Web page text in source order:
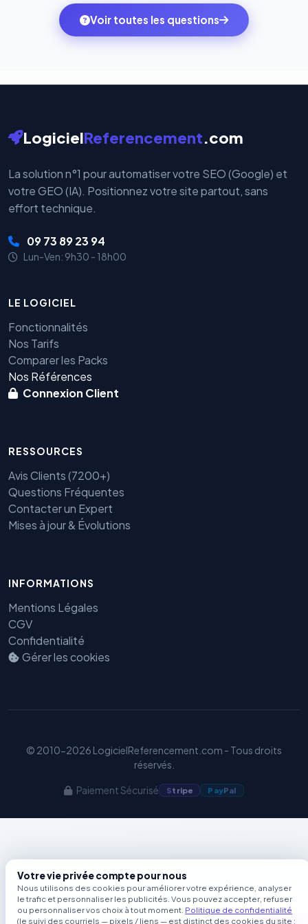
ambitions du moment — sans perdre vos données ni
votre historique.
monde. Vos données bancaires ne transitent jamais
par nos serveurs — elles sont gérées directement et
Voir toutes les questions
LogicielReferencement.com
La solution n°1 pour automatiser votre SEO (Google) et
votre GEO (IA). Positionnez votre site partout, sans
effort technique.
09 73 89 23 94
Lun-Ven: 9h30 - 18h00
LE LOGICIEL
Fonctionnalités
Nos Tarifs
Comparer les Packs
Nos Références
Connexion Client
RESSOURCES
Avis Clients (7200+)
Questions Fréquentes
Contacter un Expert
Mises à jour & Évolutions
INFORMATIONS
Mentions Légales
CGV
Confidentialité
Gérer les cookies
© 2010-2026 LogicielReferencement.com - Tous droits
réservés.
Paiement Sécurisé Stripe PayPal
Votre vie privée compte pour nous
Nous utilisons des cookies pour améliorer votre expérience, analyser
le trafic et personnaliser les publicités. Vous pouvez accepter, refuser
ou personnaliser vos choix à tout moment. Politique de confidentialité
(le suivi des courriels — pixels / liens — est distinct des cookies du site ;